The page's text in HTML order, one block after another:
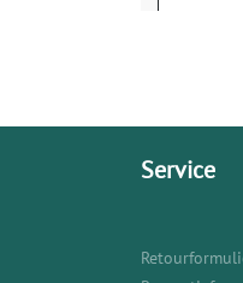
Service